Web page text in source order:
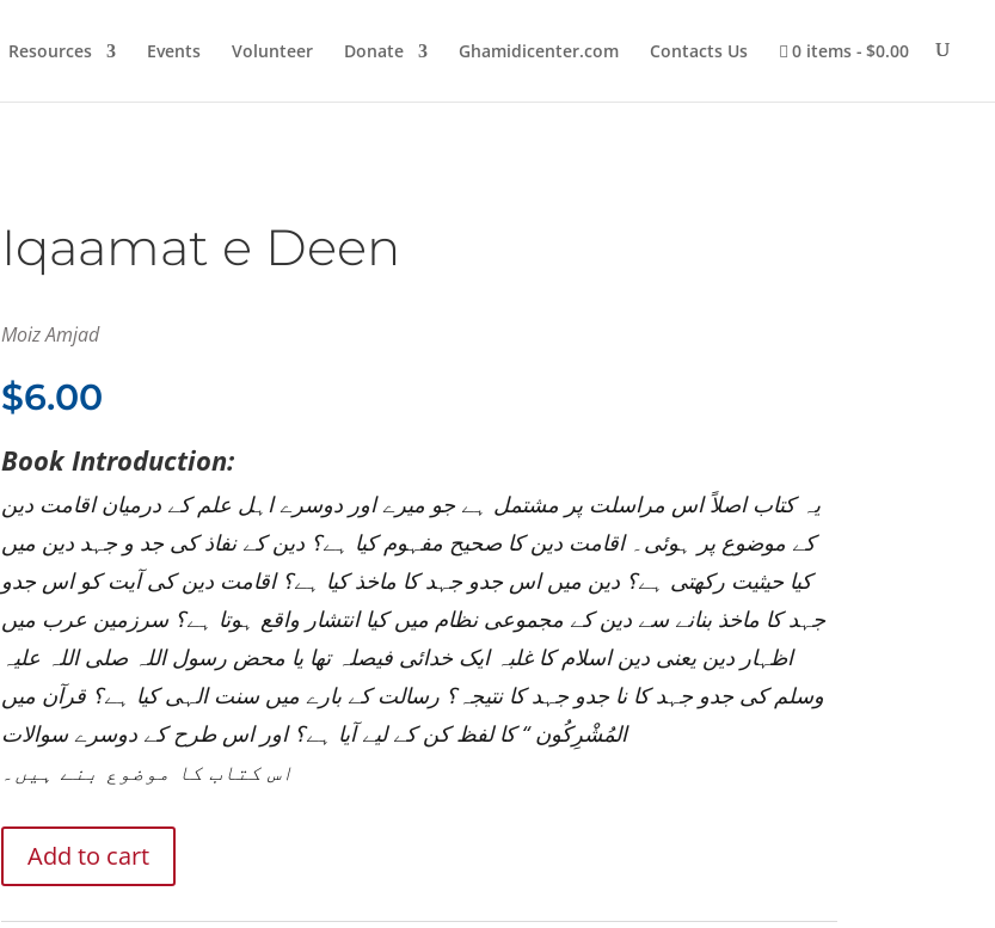
Resources Events Volunteer Donate Ghamidicenter.com Contacts Us 0 items $0.00
Iqaamat e Deen
Moiz Amjad
$6.00
Book Introduction:
یہ کتاب اصلاً اس مراسلت پر مشتمل ہے جو میرے اور دوسرے اہل علم کے درمیان اقامت دین
کے موضوع پر ہوئی۔ اقامت دین کا صحیح مفہوم کیا ہے؟ دین کے نفاذ کی جد و جہد دین میں
کیا حیثیت رکھتی ہے؟ دین میں اس جدو جہد کا ماخذ کیا ہے؟ اقامت دین کی آیت کو اس جدو
جہد کا ماخذ بنانے سے دین کے مجموعی نظام میں کیا انتشار واقع ہوتا ہے؟ سرزمین عرب میں
اظہار دین یعنی دین اسلام کا غلبہ ایک خدائی فیصلہ تھا یا محض رسول اللہ صلی اللہ علیہ
وسلم کی جدو جہد کا نا جدو جہد کا نتیجہ؟ رسالت کے بارے میں سنت الہی کیا ہے؟ قرآن میں
المُشْرِكُون “ کا لفظ کن کے لیے آیا ہے؟ اور اس طرح کے دوسرے سوالات
اس کتاب کا موضوع بنے ہیں۔
Add to cart